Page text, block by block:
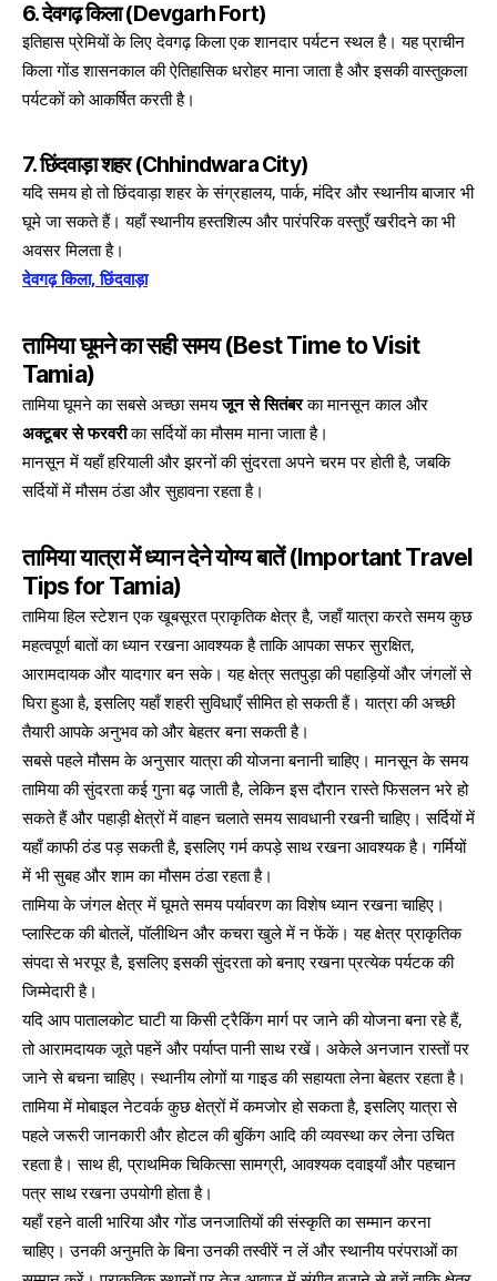
6. देवगढ़ किला (Devgarh Fort)
इतिहास प्रेमियों के लिए देवगढ़ किला एक शानदार पर्यटन स्थल है। यह प्राचीन
किला गोंड शासनकाल की ऐतिहासिक धरोहर माना जाता है और इसकी वास्तुकला
पर्यटकों को आकर्षित करती है।
7. छिंदवाड़ा शहर (Chhindwara City)
यदि समय हो तो छिंदवाड़ा शहर के संग्रहालय, पार्क, मंदिर और स्थानीय बाजार भी
घूमे जा सकते हैं। यहाँ स्थानीय हस्तशिल्प और पारंपरिक वस्तुएँ खरीदने का भी
अवसर मिलता है।
देवगढ़ किला, छिंदवाड़ा
तामिया घूमने का सही समय(Best Time to Visit
Tamia)
तामिया घूमने का सबसे अच्छा समयजून से सितंबरका मानसून काल और
अक्टूबर से फरवरीका सर्दियों का मौसम माना जाता है।
मानसून में यहाँ हरियाली और झरनों की सुंदरता अपने चरम पर होती है, जबकि
सर्दियों में मौसम ठंडा और सुहावना रहता है।
तामिया यात्रा में ध्यान देने योग्य बातें(Important Travel
Tips for Tamia)
तामिया हिल स्टेशन एक खूबसूरत प्राकृतिक क्षेत्र है, जहाँ यात्रा करते समय कुछ
महत्वपूर्ण बातों का ध्यान रखना आवश्यक है ताकि आपका सफर सुरक्षित,
आरामदायक और यादगार बन सके। यह क्षेत्र सतपुड़ा की पहाड़ियों और जंगलों से
घिरा हुआ है, इसलिए यहाँ शहरी सुविधाएँ सीमित हो सकती हैं। यात्रा की अच्छी
तैयारी आपके अनुभव को और बेहतर बना सकती है।
सबसे पहले मौसम के अनुसार यात्रा की योजना बनानी चाहिए। मानसून के समय
तामिया की सुंदरता कई गुना बढ़ जाती है, लेकिन इस दौरान रास्ते फिसलन भरे हो
सकते हैं और पहाड़ी क्षेत्रों में वाहन चलाते समय सावधानी रखनी चाहिए। सर्दियों में
यहाँ काफी ठंड पड़ सकती है, इसलिए गर्म कपड़े साथ रखना आवश्यक है। गर्मियों
में भी सुबह और शाम का मौसम ठंडा रहता है।
तामिया के जंगल क्षेत्र में घूमते समय पर्यावरण का विशेष ध्यान रखना चाहिए।
प्लास्टिक की बोतलें, पॉलीथिन और कचरा खुले में न फेंकें। यह क्षेत्र प्राकृतिक
संपदा से भरपूर है, इसलिए इसकी सुंदरता को बनाए रखना प्रत्येक पर्यटक की
जिम्मेदारी है।
यदि आप पातालकोट घाटी या किसी ट्रैकिंग मार्ग पर जाने की योजना बना रहे हैं,
तो आरामदायक जूते पहनें और पर्याप्त पानी साथ रखें। अकेले अनजान रास्तों पर
जाने से बचना चाहिए। स्थानीय लोगों या गाइड की सहायता लेना बेहतर रहता है।
तामिया में मोबाइल नेटवर्क कुछ क्षेत्रों में कमजोर हो सकता है, इसलिए यात्रा से
पहले जरूरी जानकारी और होटल की बुकिंग आदि की व्यवस्था कर लेना उचित
रहता है। साथ ही, प्राथमिक चिकित्सा सामग्री, आवश्यक दवाइयाँ और पहचान
पत्र साथ रखना उपयोगी होता है।
यहाँ रहने वाली भारिया और गोंड जनजातियों की संस्कृति का सम्मान करना
चाहिए। उनकी अनुमति के बिना उनकी तस्वीरें न लें और स्थानीय परंपराओं का